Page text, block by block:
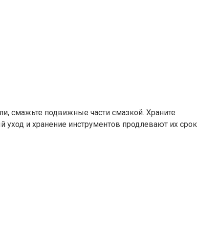
смажьте подвижные части смазкой. Храните
и хранение инструментов продлевают их срок